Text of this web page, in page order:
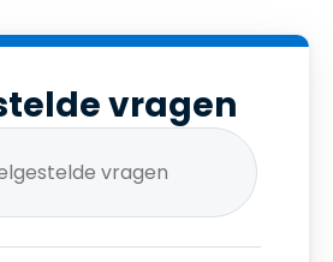
vragen